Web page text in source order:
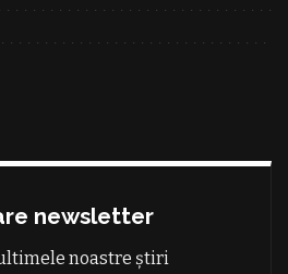
newsletter
noastre știri